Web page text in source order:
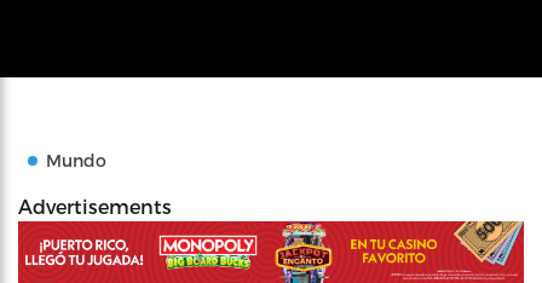
Mundo
Advertisements